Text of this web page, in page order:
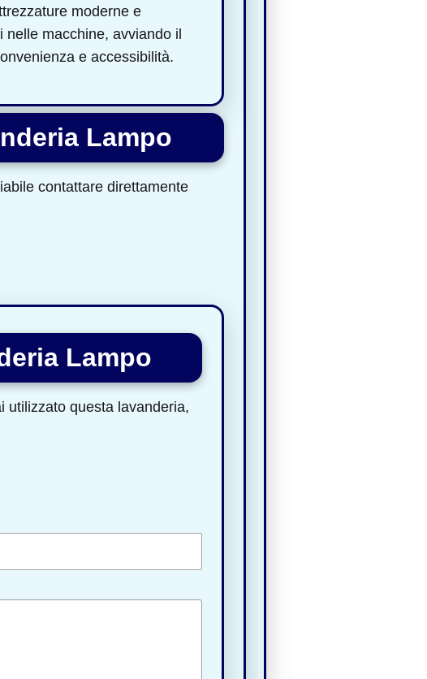
moderne e
nelle macchine, avviando il
e accessibilità.
Lampo
contattare direttamente
Lampo
utilizzato questa lavanderia,